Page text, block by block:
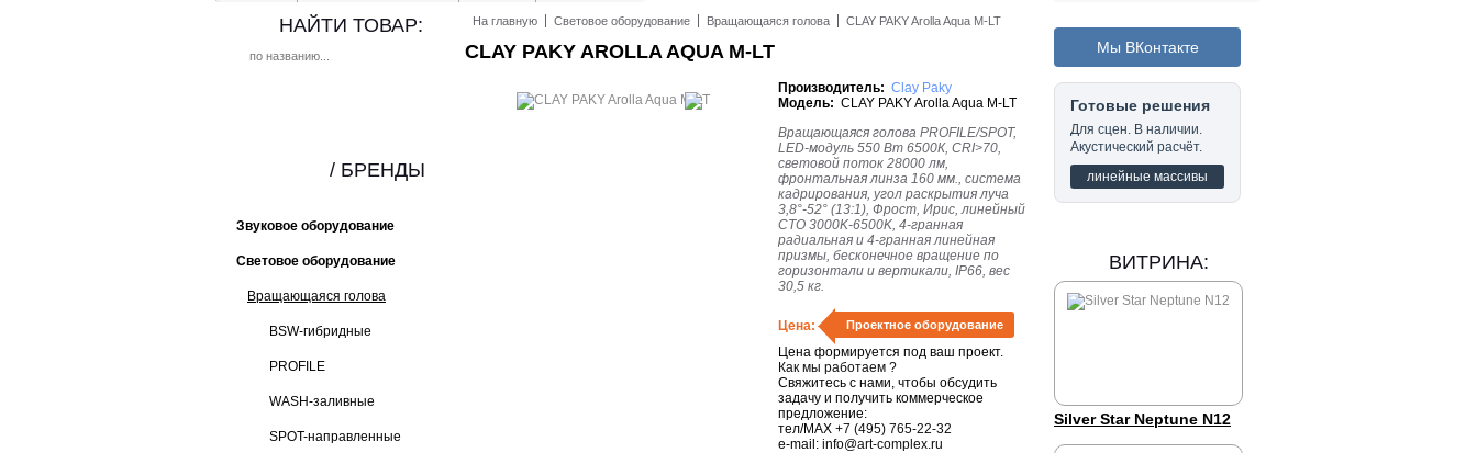
НАЙТИ ТОВАР:
Звуковое оборудование
Световое оборудование
Вращающаяся голова
BSW-гибридные
PROFILE
WASH-заливные
SPOT-направленные
/ БРЕНДЫ
На главную Световое оборудование Вращающаяся голова CLAY PAKY Arolla Aqua M-LT
CLAY PAKY AROLLA AQUA M-LT
Производитель: Clay Paky
Модель: CLAY PAKY Arolla Aqua M-LT
Вращающаяся голова PROFILE/SPOT,
LED-модуль 550 Вт 6500К, CRI>70,
световой поток 28000 лм,
фронтальная линза 160 мм., система
кадрирования, угол раскрытия луча
3,8°-52° (13:1), Фрост, Ирис, линейный
CTO 3000K-6500K, 4-гранная
радиальная и 4-гранная линейная
призмы, бесконечное вращение по
горизонтали и вертикали, IP66, вес
30,5 кг.
Цена: Проектное оборудование
Цена формируется под ваш проект.
Как мы работаем ?
Свяжитесь с нами, чтобы обсудить
задачу и получить коммерческое
предложение:
тел/MAX +7 (495) 765-22-32
e-mail: info@art-complex.ru
Мы ВКонтакте
Готовые решения
Для сцен. В наличии.
Акустический расчёт.
линейные массивы
ВИТРИНА:
Silver Star Neptune N12